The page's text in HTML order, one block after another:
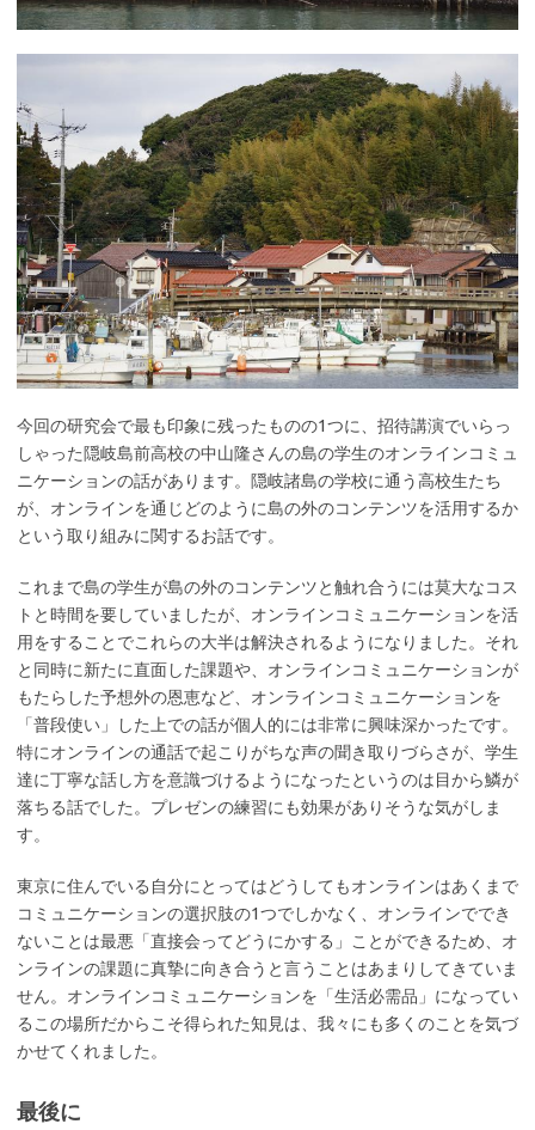
今回の研究会で最も印象に残ったものの1つに、招待講演でいらっ
しゃった隠岐島前高校の中山隆さんの島の学生のオンラインコミュ
ニケーションの話があります。隠岐諸島の学校に通う高校生たち
が、オンラインを通じどのように島の外のコンテンツを活用するか
という取り組みに関するお話です。
これまで島の学生が島の外のコンテンツと触れ合うには莫大なコス
トと時間を要していましたが、オンラインコミュニケーションを活
用をすることでこれらの大半は解決されるようになりました。それ
と同時に新たに直面した課題や、オンラインコミュニケーションが
もたらした予想外の恩恵など、オンラインコミュニケーションを
「普段使い」した上での話が個人的には非常に興味深かったです。
特にオンラインの通話で起こりがちな声の聞き取りづらさが、学生
達に丁寧な話し方を意識づけるようになったというのは目から鱗が
落ちる話でした。プレゼンの練習にも効果がありそうな気がしま
す。
東京に住んでいる自分にとってはどうしてもオンラインはあくまで
コミュニケーションの選択肢の1つでしかなく、オンラインででき
ないことは最悪「直接会ってどうにかする」ことができるため、オ
ンラインの課題に真摯に向き合うと言うことはあまりしてきていま
せん。オンラインコミュニケーションを「生活必需品」になってい
るこの場所だからこそ得られた知見は、我々にも多くのことを気づ
かせてくれました。
最後に